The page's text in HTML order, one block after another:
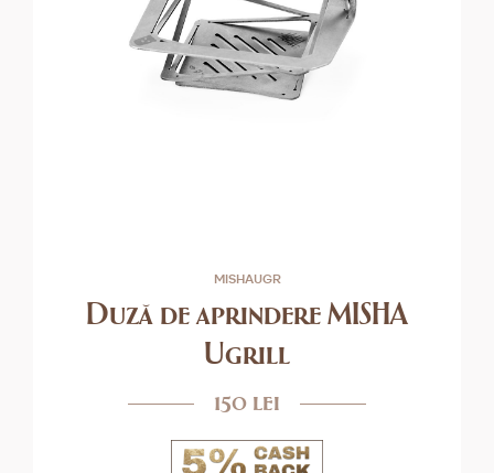
MISHAUGR
Duză de aprindere MISHA
Ugrill
150 lei